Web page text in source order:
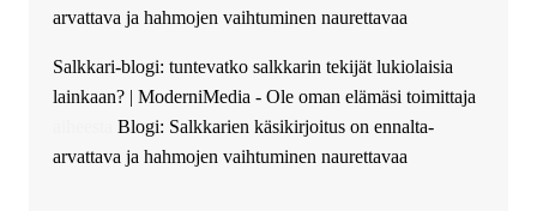
arvattava ja hahmojen vaihtuminen naurettavaa
Salkkari-blogi: tuntevatko salkkarin tekijät lukiolaisia
lainkaan? | ModerniMedia - Ole oman elämäsi toimittaja
Blogi: Salkkarien käsikirjoitus on ennalta-
arvattava ja hahmojen vaihtuminen naurettavaa